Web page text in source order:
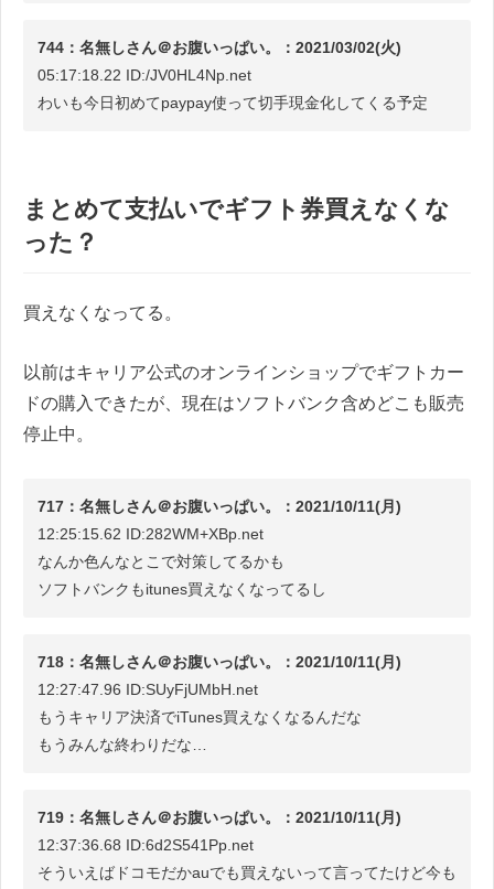
744：名無しさん＠お腹いっぱい。：2021/03/02(火)
05:17:18.22 ID:/JV0HL4Np.net
わいも今日初めてpaypay使って切手現金化してくる予定
まとめて支払いでギフト券買えなくな
った？
買えなくなってる。
以前はキャリア公式のオンラインショップでギフトカー
ドの購入できたが、現在はソフトバンク含めどこも販売
停止中。
717：名無しさん＠お腹いっぱい。：2021/10/11(月)
12:25:15.62 ID:282WM+XBp.net
なんか色んなとこで対策してるかも
ソフトバンクもitunes買えなくなってるし
718：名無しさん＠お腹いっぱい。：2021/10/11(月)
12:27:47.96 ID:SUyFjUMbH.net
もうキャリア決済でiTunes買えなくなるんだな
もうみんな終わりだな…
719：名無しさん＠お腹いっぱい。：2021/10/11(月)
12:37:36.68 ID:6d2S541Pp.net
そういえばドコモだかauでも買えないって言ってたけど今も